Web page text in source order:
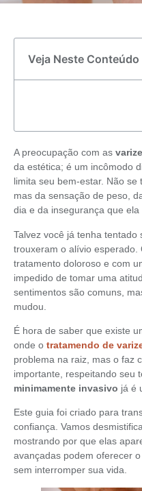
Veja Neste Conteúdo
A preocupação com as
da estética; é um incômodo
limita seu bem-estar. Não se
mas da sensação de peso,
dia e da insegurança que ela
Talvez você já tenha
trouxeram o alívio esperado.
tratamento doloroso e com
impedido de tomar uma
sentimentos são comuns,
mudou.
É hora de saber que existe
onde o tratamendo de
problema na raiz, mas o faz
importante, respeitando seu
minimamente invasivo já é
Este guia foi criado para
confiança. Vamos
mostrando por que elas
avançadas podem oferecer
sem interromper sua vida.